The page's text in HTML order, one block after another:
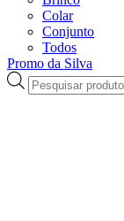
Colar
Conjunto
Todos
Promo da Silva
Pesquisar
produtos